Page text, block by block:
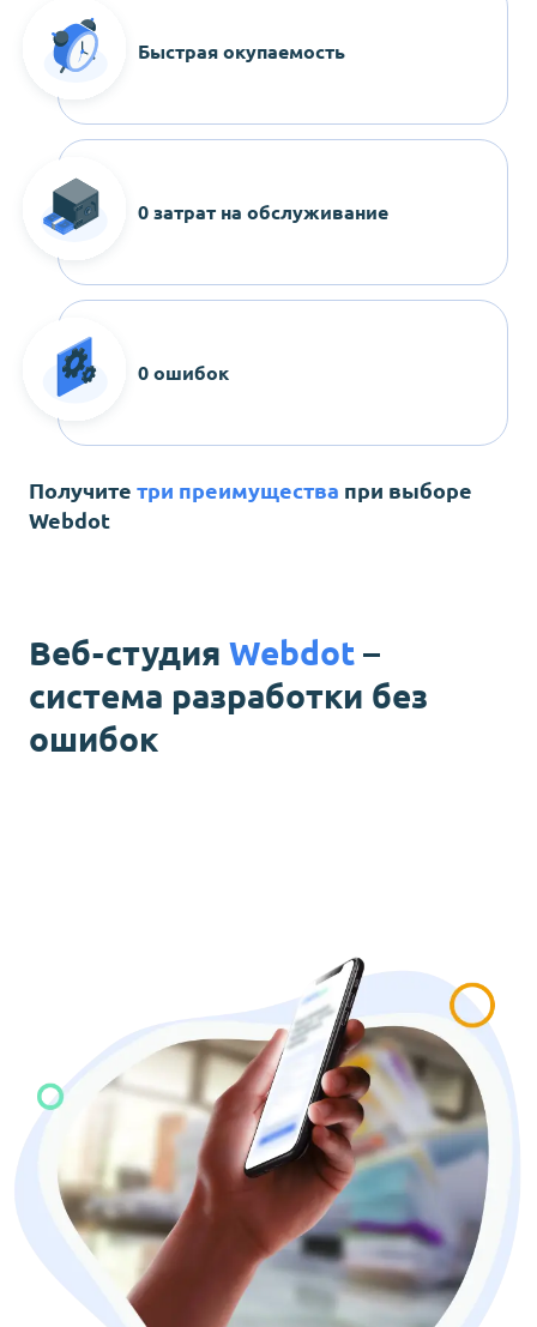
Быстрая окупаемость
0 затрат на обслуживание
0 ошибок
Получите три преимущества при выборе
Webdot
Веб-студия Webdot –
система разработки без
ошибок